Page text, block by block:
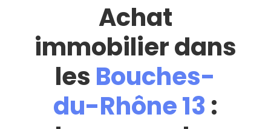
Achat
immobilier dans
les Bouches-
du-Rhône 13 :